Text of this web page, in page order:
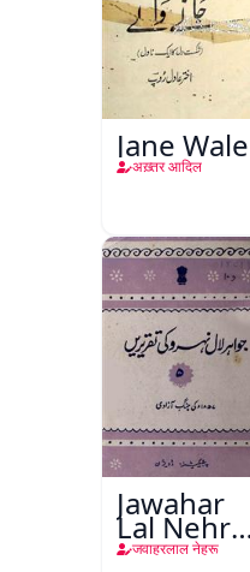
Jane Wale
अख़्तर आदिल
Jawahar
Lal Nehru
Kiजवाहरलाल नेहरू